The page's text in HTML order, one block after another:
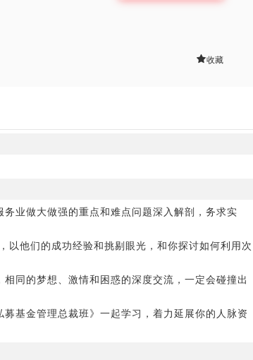
收藏
业做大做强的重点和难点问题深入解剖，务求实
他们的成功经验和挑剔眼光，和你探讨如何利用次
同的梦想、激情和困惑的深度交流，一定会碰撞出
基金管理总裁班》一起学习，着力延展你的人脉资